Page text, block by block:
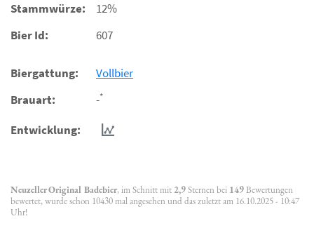
Stammwürze:
12%
Bier Id:
607
Biergattung:
Vollbier
Brauart:
-*
Entwicklung:
Neuzeller Original Badebier, im Schnitt mit 2,9Sternen bei 149Bewertungen
bewertet, wurde schon 10430 mal angesehen und das zuletzt am 16.10.2025 - 10:47
Uhr!